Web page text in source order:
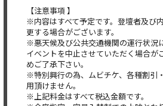
【注意事項 】
※内容はすべて予定です。登壇者及び
更する場合がございます。
※悪天候及び公共交通機関の運行状況
イベントを中止させていただく場合が
めご了承下さい。
※特別興行の為、ムビチケ、各種割引
用頂けません。
※上記料金はすべて税込金額です。